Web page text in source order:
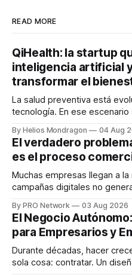
READ MORE
QiHealth: la startup
inteligencia artificial
transformar el
La salud preventiva está
tecnología. En ese
dispositivos inteligentes,
en tiempo real para ayudar a
decisiones sobre su salud
responder
By Helios Mondragon 04 Aug
El verdadero
es el proceso
Muchas empresas llegan a
campañas digitales no
INTERIUS, el problema suele estar
una entrevista para el
marketing digital explicó que
By PRO Network 03 Aug 2026
El Negocio
para Empresarios y
Durante décadas, hacer
sola cosa: contratar. Un